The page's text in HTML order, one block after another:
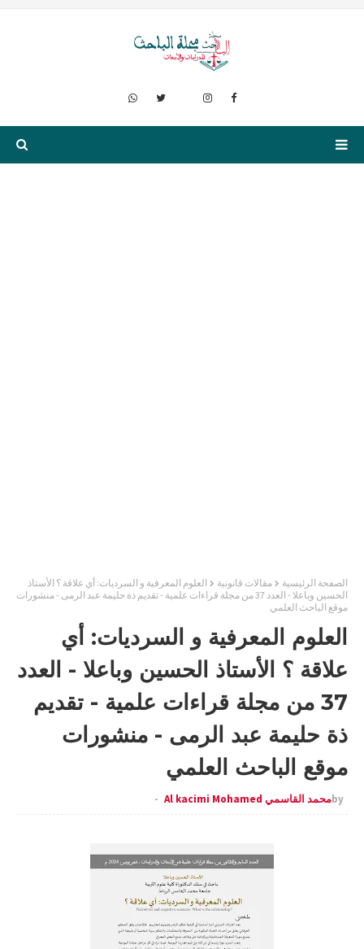
الصفحة الرئيسية مقالات قانونية
العلوم المعرفية و السرديات: أي علاقة ؟ الأستاذ
الحسين وباعلا - العدد 37 من مجلة قراءات علمية - تقديم ذة حليمة عبد الرمى - منشورات
موقع الباحث العلمي
العلوم المعرفية و السرديات: أي
علاقة ؟ الأستاذ الحسين وباعلا - العدد
37 من مجلة قراءات علمية - تقديم
ذة حليمة عبد الرمى - منشورات
موقع الباحث العلمي
byمحمد القاسمي Al kacimi Mohamed